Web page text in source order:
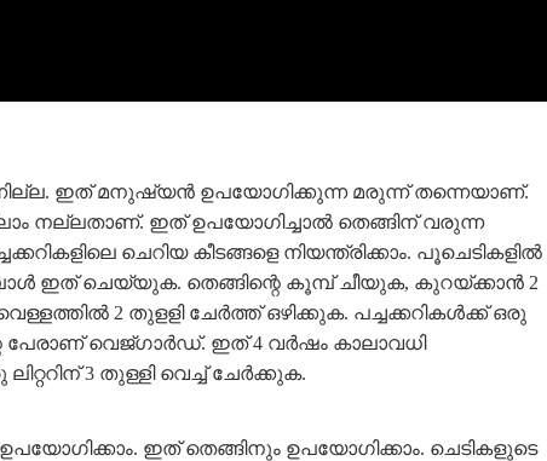
ഇത് മനുഷ്യൻ ഉപയോഗിക്കുന്ന മരുന്ന് തന്നെയാണ്.
നല്ലതാണ്. ഇത് ഉപയോഗിച്ചാൽ തെങ്ങിന് വരുന്ന
ചെറിയ കീടങ്ങളെ നിയന്ത്രിക്കാം. പൂചെടികളിൽ
ഇത് ചെയ്യുക. തെങ്ങിന്റെ കൂമ്പ് ചീയുക, കുറയ്ക്കാൻ 2
2 തുളളി ചേർത്ത് ഒഴിക്കുക. പച്ചക്കറികൾക്ക് ഒരു
പേരാണ് വെജ്ഗാർഡ്. ഇത് 4 വർഷം കാലാവധി
3 തുള്ളി വെച്ച് ചേർക്കുക.
ഇത് തെങ്ങിനും ഉപയോഗിക്കാം. ചെടികളുടെ